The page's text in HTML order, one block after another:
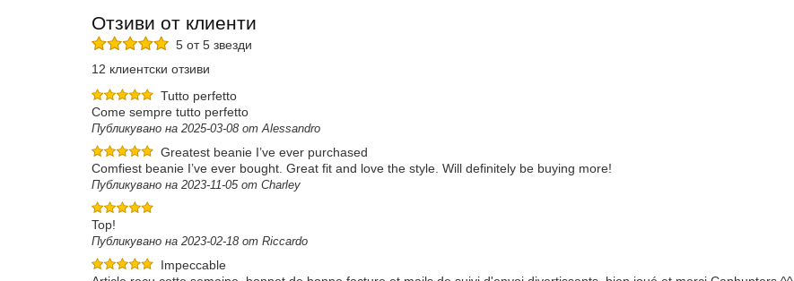
Отзиви от клиенти
5 от 5 звезди
12 клиентски отзиви
Tutto perfetto
Come sempre tutto perfetto
Публикувано на 2025-03-08 от Alessandro
Greatest beanie I’ve ever purchased
Comfiest beanie I’ve ever bought. Great fit and love the style. Will definitely be buying more!
Публикувано на 2023-11-05 от Charley
Top!
Публикувано на 2023-02-18 от Riccardo
Impeccable